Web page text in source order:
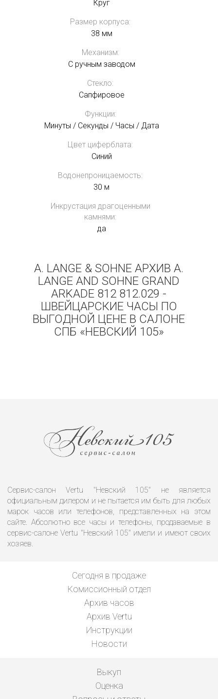
Круг
Размер корпуса:
38 мм
Механизм:
С ручным заводом
Стекло:
Сапфировое
Функции:
Минуты / Секунды / Часы / Дата
Цвет циферблата:
Синий
Водонепроницаемость:
30 м
Инкрустация драгоценными
камнями:
да
A. LANGE & SOHNE АРХИВ A.
LANGE AND SOHNE GRAND
ARKADE 812 812.029 -
ШВЕЙЦАРСКИЕ ЧАСЫ ПО
ВЫГОДНОЙ ЦЕНЕ В САЛОНЕ
СПБ «НЕВСКИЙ 105»
Сервис-салон Vertu "Невский 105" не является
официальным дилером и не пытается им быть для любых
марок часов или телефонов, представленных на этом
сайте. Абсолютно все часы и телефоны, продаваемые в
сервис-салоне Vertu "Невский 105" имели и имеют своих
хозяев.
Сегодня в продаже
Комиссионный отдел
Архив часов
Архив Vertu
Инструкции
Новости
Выкуп
Оценка